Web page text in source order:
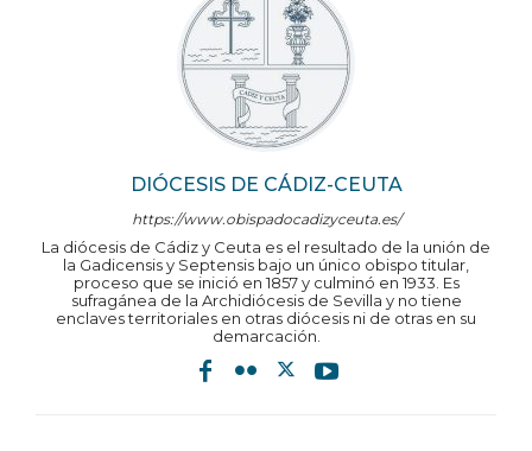
DIÓCESIS DE CÁDIZ-CEUTA
https://www.obispadocadizyceuta.es/
La diócesis de Cádiz y Ceuta es el resultado de la unión de
la Gadicensis y Septensis bajo un único obispo titular,
proceso que se inició en 1857 y culminó en 1933. Es
sufragánea de la Archidiócesis de Sevilla y no tiene
enclaves territoriales en otras diócesis ni de otras en su
demarcación.